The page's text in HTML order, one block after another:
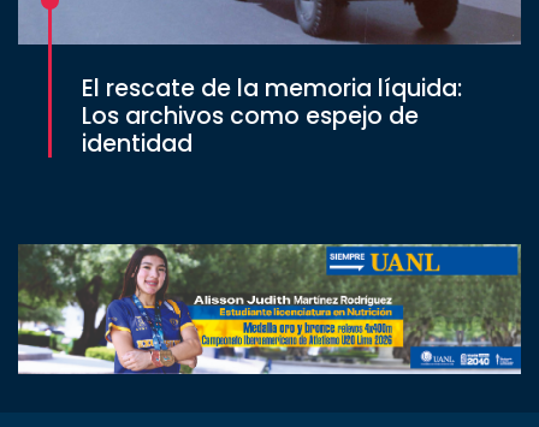
El rescate de la memoria líquida:
Los archivos como espejo de
identidad